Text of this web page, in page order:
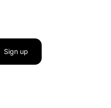
Sign up